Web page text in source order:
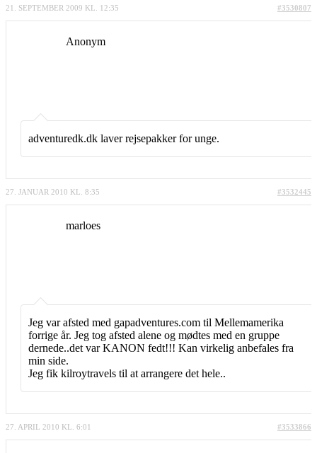
21. SEPTEMBER 2009 KL. 12:35 #3530807
Anonym
adventuredk.dk laver rejsepakker for unge.
27. JANUAR 2010 KL. 8:35 #3532445
marloes
Jeg var afsted med gapadventures.com til Mellemamerika
forrige år. Jeg tog afsted alene og mødtes med en gruppe
dernede..det var KANON fedt!!! Kan virkelig anbefales fra
min side.
Jeg fik kilroytravels til at arrangere det hele..
27. APRIL 2010 KL. 6:01 #3533866